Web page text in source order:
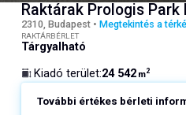
Raktárak Prologis Park
2310, Budapest • Megtekintés a
RAKTÁRBÉRLET
Tárgyalható
Kiadó terület:24 542 m2
További értékes bérleti